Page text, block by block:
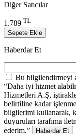
Diğer Satıcılar
1.789 TL
Sepete Ekle
Haberdar Et
Bu bilgilendirmeyi
“Daha iyi hizmet
Hizmetleri A.Ş,
belirtiline kadar
bilgilerimi kullanarak,
duyuruları tarafıma
ederim.”
Haberdar Et